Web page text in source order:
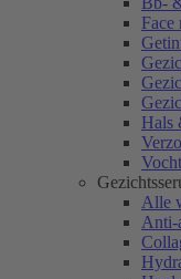
Face
Hals
Alle
Anti-